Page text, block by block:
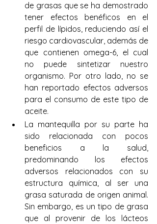
de grasas que se ha demostrado
tener efectos benéficos en el
perfil de lípidos, reduciendo así el
riesgo cardiovascular, además de
que contienen omega-6, el cual
no puede sintetizar nuestro
organismo. Por otro lado, no se
han reportado efectos adversos
para el consumo de este tipo de
aceite.
La mantequilla por su parte ha
sido relacionada con pocos
beneficios a la salud,
predominando los efectos
adversos relacionados con su
estructura química, al ser una
grasa saturada de origen animal.
Sin embargo, es un tipo de grasa
que al provenir de los lácteos